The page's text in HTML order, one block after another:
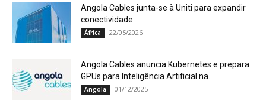
Angola Cables junta-se à Uniti para expandir
conectividade
África 22/05/2026
Angola Cables anuncia Kubernetes e prepara
GPUs para Inteligência Artificial na...
Angola 01/12/2025